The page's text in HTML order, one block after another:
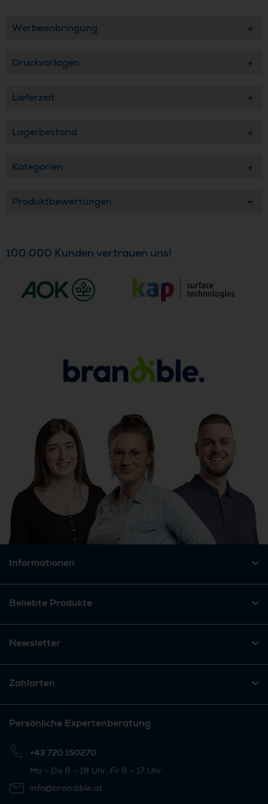
Werbeanbringung
Druckvorlagen
Lieferzeit
Lagerbestand
Kategorien
Produktbewertungen
100.000 Kunden vertrauen uns!
Informationen
Beliebte Produkte
Newsletter
Zahlarten
Persönliche Expertenberatung
+43 720 150270
Mo - Do 8 - 18 Uhr, Fr 8 - 17 Uhr
info@brandible.at